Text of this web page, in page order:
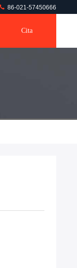
86-021-57450666
Cita